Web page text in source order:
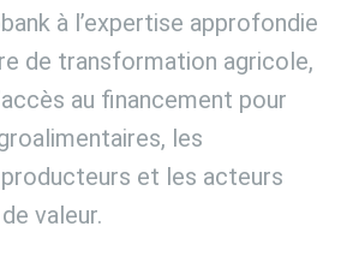
m
à l’expertise approfondie
de transformation agricole,
au financement pour
les
et les acteurs
valeur.